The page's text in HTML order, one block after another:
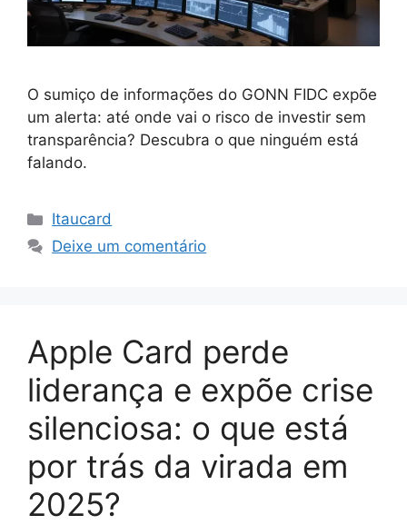
O sumiço de informações do GONN FIDC expõe
um alerta: até onde vai o risco de investir sem
transparência? Descubra o que ninguém está
falando.
Categorias
Itaucard
Deixe um comentário
Apple Card perde
liderança e expõe crise
silenciosa: o que está
por trás da virada em
2025?